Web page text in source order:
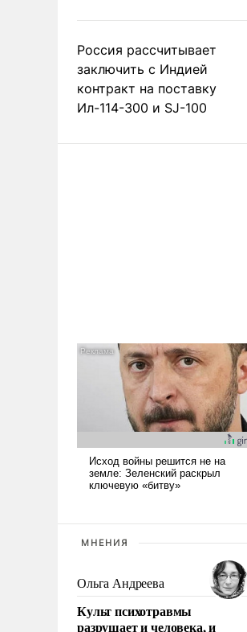
Россия рассчитывает
заключить с Индией
контракт на поставку
Ил-114-300 и SJ-100
МНЕНИЯ
Ольга Андреева
Культ психотравмы
разрушает и человека, и